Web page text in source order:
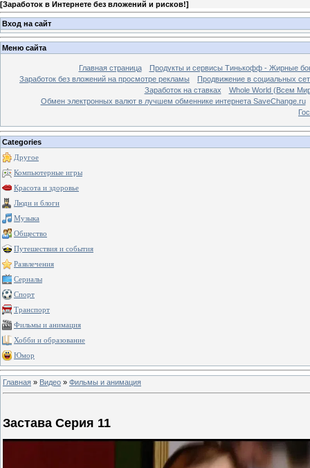
[Заработок в Интернете без вложений и рисков!]
Вход на сайт
Меню сайта
Главная страница
Продукты и сервисы Тинькофф - Жирные
Заработок без вложений на просмотре рекламы
Продвижение в социальных
Заработок на ставках
Whole World (Всем
Обмен электронных валют в лучшем обменнике интернета SaveChange.ru
Categories
Другое
Компьютерные игры
Красота и здоровье
Люди и блоги
Музыка
Общество
Путешествия и события
Развлечения
Сериалы
Спорт
Транспорт
Фильмы и анимация
Хобби и образование
Юмор
Главная » Видео » Фильмы и анимация
Застава Серия 11